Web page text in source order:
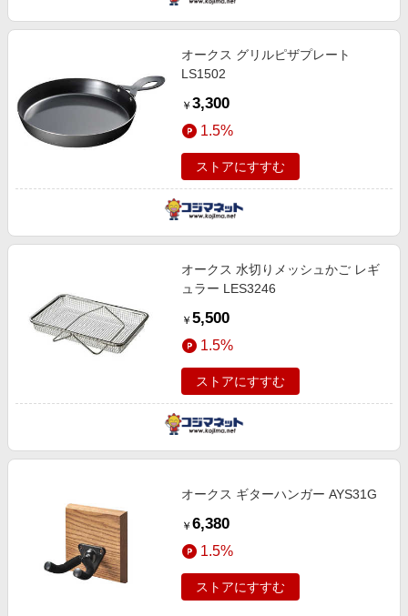
オークス グリルピザプレート
LS1502
￥ 3,300
1.5%
ストアにすすむ
オークス 水切りメッシュかご レギ
ュラー LES3246
￥ 5,500
1.5%
ストアにすすむ
オークス ギターハンガー AYS31G
￥ 6,380
1.5%
ストアにすすむ